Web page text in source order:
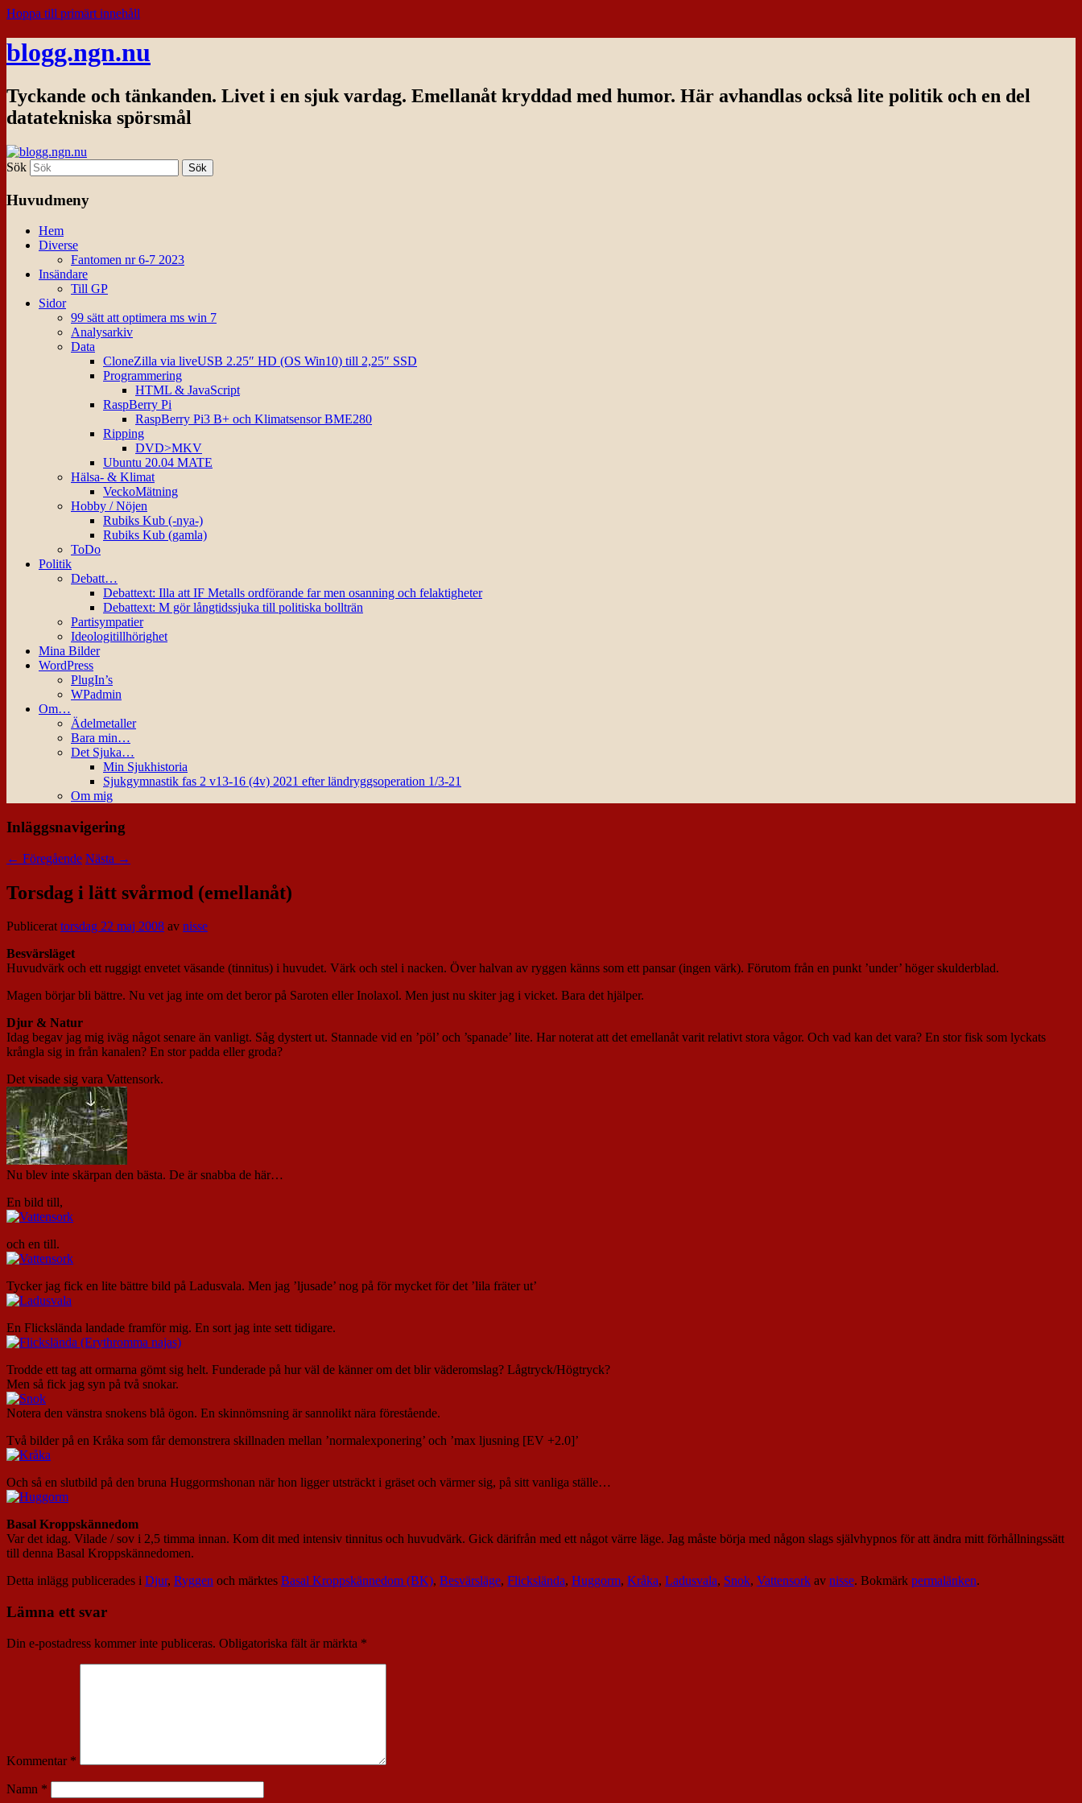
Hoppa till primärt innehåll
blogg.ngn.nu
Tyckande och tänkanden. Livet i en sjuk vardag. Emellanåt kryddad med humor. Här avhandlas också lite politik och en del
datatekniska spörsmål
Sök
Huvudmeny
Hem
Diverse
Fantomen nr 6-7 2023
Insändare
Till GP
Sidor
99 sätt att optimera ms win 7
Analysarkiv
Data
CloneZilla via liveUSB 2.25″ HD (OS Win10) till 2,25″ SSD
Programmering
HTML & JavaScript
RaspBerry Pi
RaspBerry Pi3 B+ och Klimatsensor BME280
Ripping
DVD>MKV
Ubuntu 20.04 MATE
Hälsa- & Klimat
VeckoMätning
Hobby / Nöjen
Rubiks Kub (-nya-)
Rubiks Kub (gamla)
ToDo
Politik
Debatt…
Debattext: Illa att IF Metalls ordförande far men osanning och felaktigheter
Debattext: M gör långtidssjuka till politiska bollträn
Partisympatier
Ideologitillhörighet
Mina Bilder
WordPress
PlugIn’s
WPadmin
Om…
Ädelmetaller
Bara min…
Det Sjuka…
Min Sjukhistoria
Sjukgymnastik fas 2 v13-16 (4v) 2021 efter ländryggsoperation 1/3-21
Om mig
Inläggsnavigering
← Föregående Nästa →
Torsdag i lätt svårmod (emellanåt)
Publicerattorsdag 22 maj 2008 av nisse
Besvärsläget
Huvudvärk och ett ruggigt envetet väsande (tinnitus) i huvudet. Värk och stel i nacken. Över halvan av ryggen känns som ett pansar (ingen värk). Förutom från en punkt ’under’ höger skulderblad.
Magen börjar bli bättre. Nu vet jag inte om det beror på Saroten eller Inolaxol. Men just nu skiter jag i vicket. Bara det hjälper.
Djur & Natur
Idag begav jag mig iväg något senare än vanligt. Såg dystert ut. Stannade vid en ’pöl’ och ’spanade’ lite. Har noterat att det emellanåt varit relativt stora vågor. Och vad kan det vara? En stor fisk som lyckats
krångla sig in från kanalen? En stor padda eller groda?
Det visade sig vara Vattensork.
Nu blev inte skärpan den bästa. De är snabba de här…
En bild till,
och en till.
Tycker jag fick en lite bättre bild på Ladusvala. Men jag ’ljusade’ nog på för mycket för det ’lila fräter ut’
En Flickslända landade framför mig. En sort jag inte sett tidigare.
Trodde ett tag att ormarna gömt sig helt. Funderade på hur väl de känner om det blir väderomslag? Lågtryck/Högtryck?
Men så fick jag syn på två snokar.
Notera den vänstra snokens blå ögon. En skinnömsning är sannolikt nära förestående.
Två bilder på en Kråka som får demonstrera skillnaden mellan ’normalexponering’ och ’max ljusning [EV +2.0]’
Och så en slutbild på den bruna Huggormshonan när hon ligger utsträckt i gräset och värmer sig, på sitt vanliga ställe…
Basal Kroppskännedom
Var det idag. Vilade / sov i 2,5 timma innan. Kom dit med intensiv tinnitus och huvudvärk. Gick därifrån med ett något värre läge. Jag måste börja med någon slags självhypnos för att ändra mitt förhållningssätt
till denna Basal Kroppskännedomen.
Detta inlägg publicerades i Djur, Ryggen och märktes Basal Kroppskännedom (BK), Besvärsläge, Flickslända, Huggorm, Kråka, Ladusvala, Snok, Vattensork av nisse. Bokmärk permalänken.
Lämna ett svar
Din e-postadress kommer inte publiceras. Obligatoriska fält är märkta *
Kommentar *
Namn *